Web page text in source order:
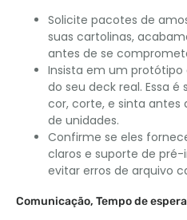
Solicite pacotes de
suas cartolinas,
antes de se
Insista em um
do seu deck real. Essa
cor, corte, e sinta antes
de unidades.
Confirme se eles
claros e suporte de pré-
evitar erros de arquivo
Comunicação, Tempo de